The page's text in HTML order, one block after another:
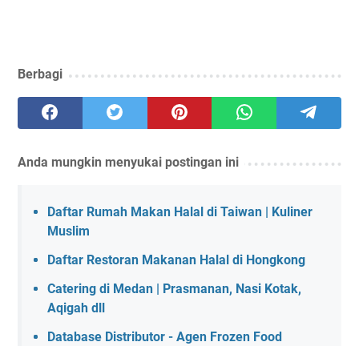
Berbagi
Anda mungkin menyukai postingan ini
Daftar Rumah Makan Halal di Taiwan | Kuliner
Muslim
Daftar Restoran Makanan Halal di Hongkong
Catering di Medan | Prasmanan, Nasi Kotak,
Aqigah dll
Database Distributor - Agen Frozen Food